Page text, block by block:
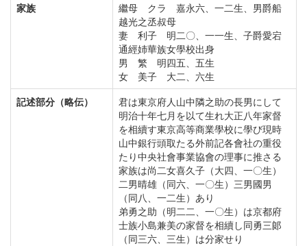
家族
繼母 クラ 嘉永六、一二生、男爵船
越光之丞叔母
妻 利子 明二〇、一一生、子爵愛宕
通經姉華族女學校出身
男 繁 明四五、五生
女 美子 大二、六生
記述部分（略伝）
君は東京府人山中隣之助の長男にして
明治十年七月を以て生れ大正八年家督
を相續す東京高等商業學校に學び現時
山中銀行頭取たる外前記各會社の重役
たり中央社會事業協會の理事に推さる
家族は尚二女喜久子（大四、一〇生）
二男晴雄（同六、一〇生）三男國男
（同八、一二生）あり
弟勇之助（明二二、一〇生）は京都府
士族小島兼美の家督を相續し同勇三郞
（同三六、三生）は分家せり